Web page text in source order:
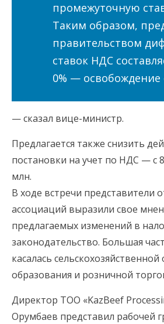
промежуточную
Таким образом,
правительством
ставок НДС
0% — освобождение
— сказал вице-министр.
Предлагается также снизить
постановки на учет по НДС — с
млн.
В ходе встречи представители
ассоциаций выразили свое
предлагаемых изменений в
законодательство. Большая
касалась сельскохозяйственной
образования и розничной
Директор ТОО «KazBeef
Орумбаев представил рабочей